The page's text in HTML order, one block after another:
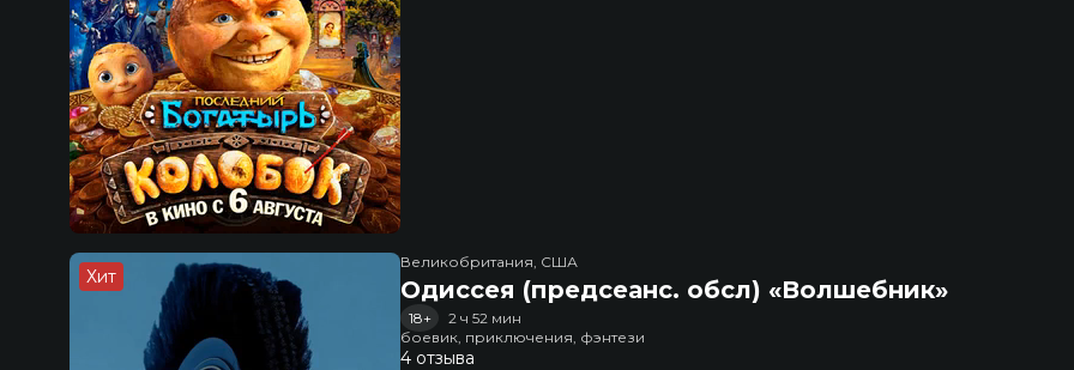
Хит
Великобритания, США
Одиссея (предсеанс. обсл) «Волшебник»
18+
2 ч 52 мин
боевик, приключения, фэнтези
4 отзыва